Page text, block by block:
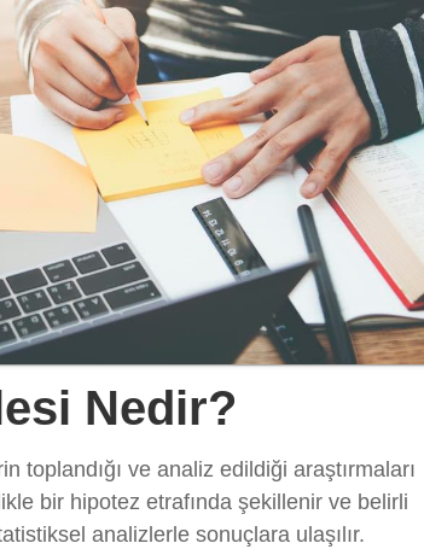
Nedir?
toplandığı ve analiz edildiği araştırmaları
bir hipotez etrafında şekillenir ve belirli
analizlerle sonuçlara ulaşılır.